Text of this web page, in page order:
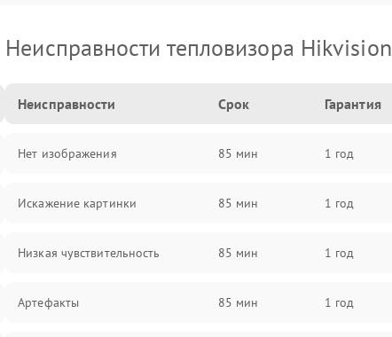
Неисправности тепловизора Hikvision
Неисправности Срок Гарантия
Нет изображения 85 мин 1 год
Искажение картинки 85 мин 1 год
Низкая чувствительность 85 мин 1 год
Артефакты 85 мин 1 год